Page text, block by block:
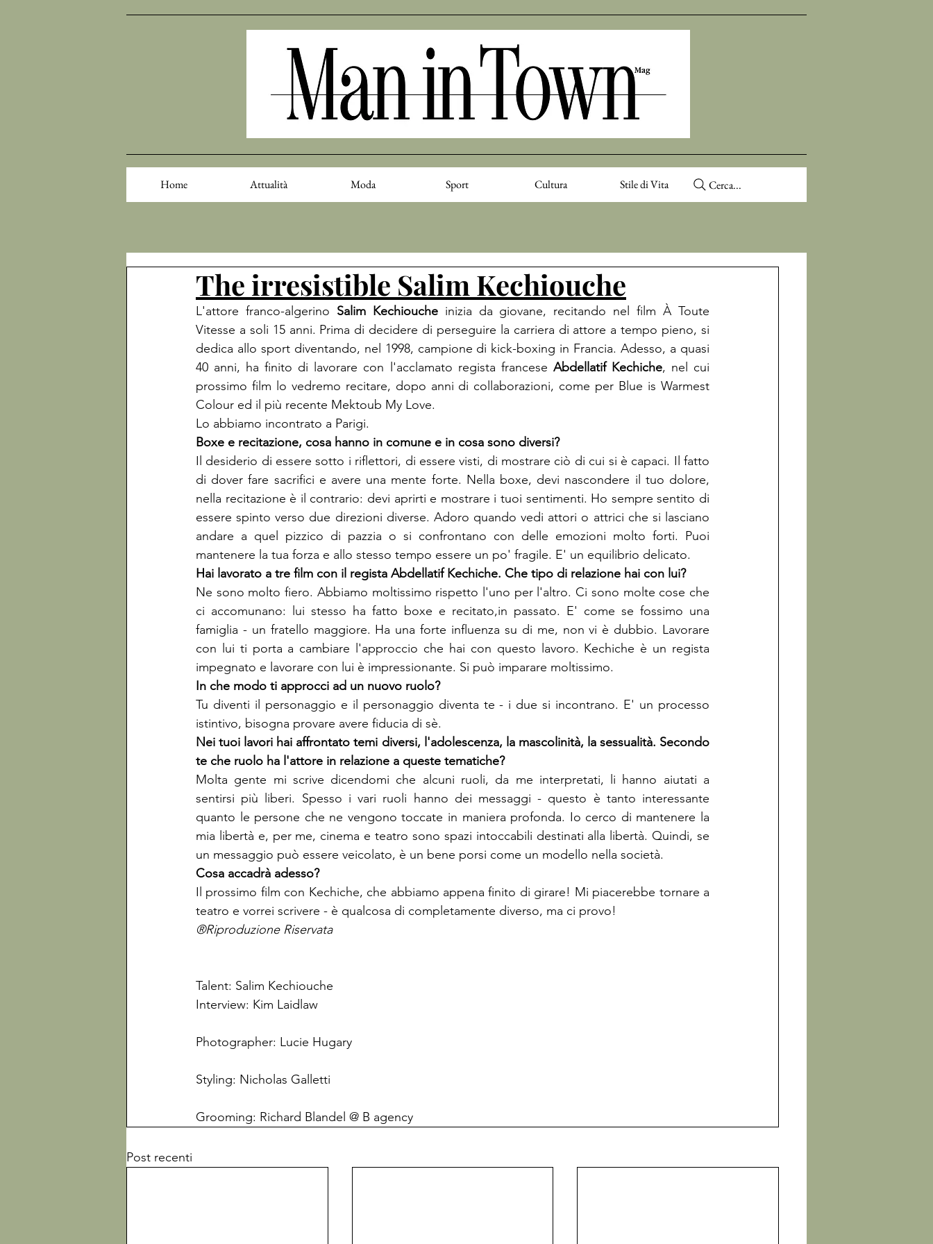
Home Attualità Moda Sport Cultura Stile di Vita Cerca...
The irresistible Salim Kechiouche
L'attore franco-algerino Salim Kechiouche inizia da giovane, recitando nel film À Toute
Vitesse a soli 15 anni. Prima di decidere di perseguire la carriera di attore a tempo pieno, si
dedica allo sport diventando, nel 1998, campione di kick-boxing in Francia. Adesso, a quasi
40 anni, ha finito di lavorare con l'acclamato regista francese Abdellatif Kechiche, nel cui
prossimo film lo vedremo recitare, dopo anni di collaborazioni, come per Blue is Warmest
Colour ed il più recente Mektoub My Love.
Lo abbiamo incontrato a Parigi.
Boxe e recitazione, cosa hanno in comune e in cosa sono diversi?
Il desiderio di essere sotto i riflettori, di essere visti, di mostrare ciò di cui si è capaci. Il fatto
di dover fare sacrifici e avere una mente forte. Nella boxe, devi nascondere il tuo dolore,
nella recitazione è il contrario: devi aprirti e mostrare i tuoi sentimenti. Ho sempre sentito di
essere spinto verso due direzioni diverse. Adoro quando vedi attori o attrici che si lasciano
andare a quel pizzico di pazzia o si confrontano con delle emozioni molto forti. Puoi
mantenere la tua forza e allo stesso tempo essere un po' fragile. E' un equilibrio delicato.
Hai lavorato a tre film con il regista Abdellatif Kechiche. Che tipo di relazione hai con lui?
Ne sono molto fiero. Abbiamo moltissimo rispetto l'uno per l'altro. Ci sono molte cose che
ci accomunano: lui stesso ha fatto boxe e recitato,in passato. E' come se fossimo una
famiglia - un fratello maggiore. Ha una forte influenza su di me, non vi è dubbio. Lavorare
con lui ti porta a cambiare l'approccio che hai con questo lavoro. Kechiche è un regista
impegnato e lavorare con lui è impressionante. Si può imparare moltissimo.
In che modo ti approcci ad un nuovo ruolo?
Tu diventi il personaggio e il personaggio diventa te - i due si incontrano. E' un processo
istintivo, bisogna provare avere fiducia di sè.
Nei tuoi lavori hai affrontato temi diversi, l'adolescenza, la mascolinità, la sessualità. Secondo
te che ruolo ha l'attore in relazione a queste tematiche?
Molta gente mi scrive dicendomi che alcuni ruoli, da me interpretati, li hanno aiutati a
sentirsi più liberi. Spesso i vari ruoli hanno dei messaggi - questo è tanto interessante
quanto le persone che ne vengono toccate in maniera profonda. Io cerco di mantenere la
mia libertà e, per me, cinema e teatro sono spazi intoccabili destinati alla libertà. Quindi, se
un messaggio può essere veicolato, è un bene porsi come un modello nella società.
Cosa accadrà adesso?
Il prossimo film con Kechiche, che abbiamo appena finito di girare! Mi piacerebbe tornare a
teatro e vorrei scrivere - è qualcosa di completamente diverso, ma ci provo!
®Riproduzione Riservata
Talent: Salim Kechiouche
Grooming: Richard Blandel @ B agency
Post recenti